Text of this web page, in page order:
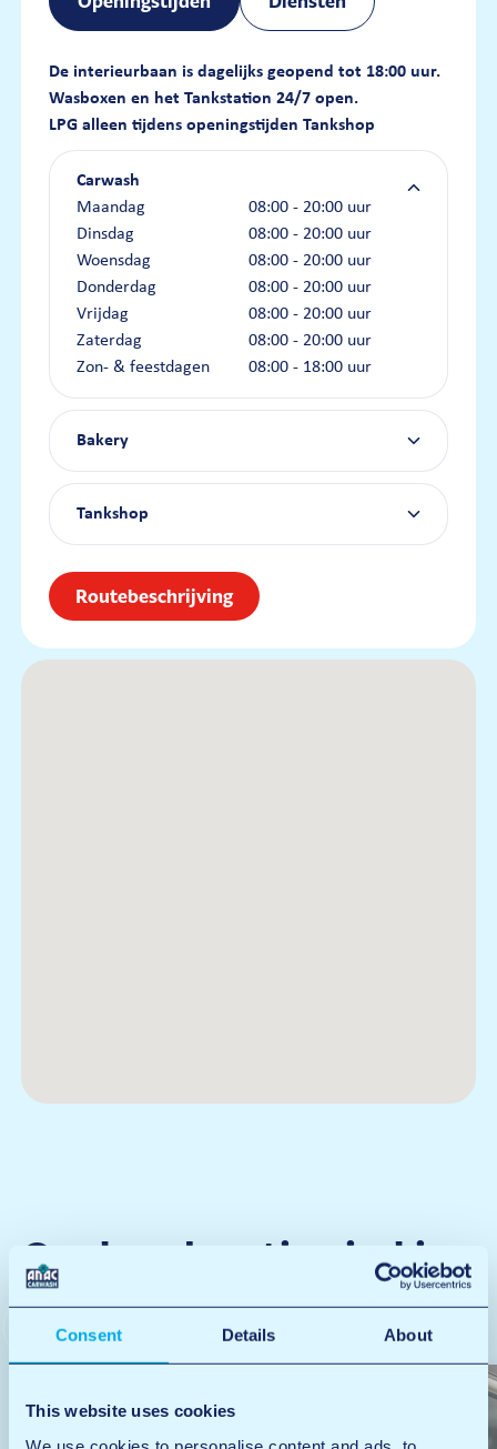
Consent Details About
This website uses cookies
De interieurbaan is dagelijks geopend tot 18:00 uur.
Wasboxen en het Tankstation 24/7 open.
LPG alleen tijdens openingstijden Tankshop
Carwash
Maandag
08:00 - 20:00 uur
Dinsdag
08:00 - 20:00 uur
Woensdag
08:00 - 20:00 uur
Donderdag
08:00 - 20:00 uur
Vrijdag
08:00 - 20:00 uur
Zaterdag
08:00 - 20:00 uur
Zon- & feestdagen
08:00 - 18:00 uur
Bakery
Tankshop
Routebeschrijving
Op deze locatie vind je
de volgende diensten